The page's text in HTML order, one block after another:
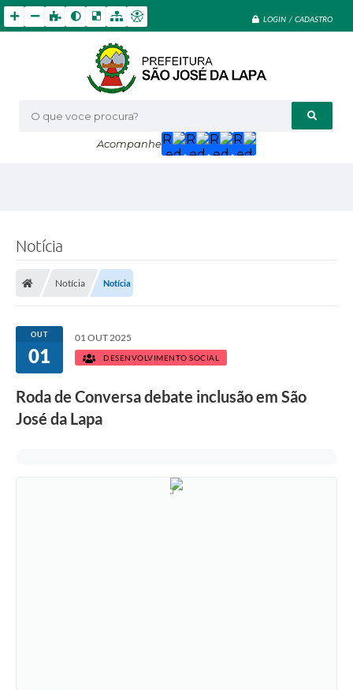
LOGIN / CADASTRO
O que voce procura?
Acompanhe
Notícia
Notícia Notícia
OUT
01
01 OUT 2025
DESENVOLVIMENTO SOCIAL
Roda de Conversa debate inclusão em São
José da Lapa